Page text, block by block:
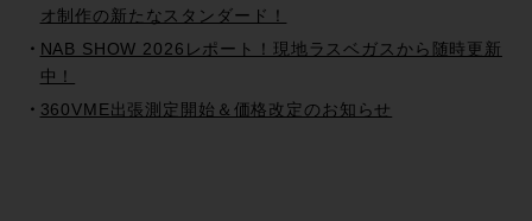
オ制作の新たなスタンダード！
NAB SHOW 2026レポート！現地ラスベガスから随時更新
中！
360VME出張測定開始＆価格改定のお知らせ